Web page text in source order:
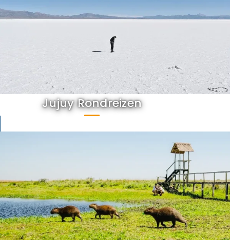
Jujuy Rondreizen